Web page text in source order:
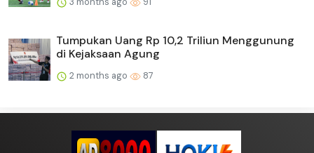
Tumpukan Uang Rp 10,2 Triliun Menggunung
di Kejaksaan Agung
2 months ago 87